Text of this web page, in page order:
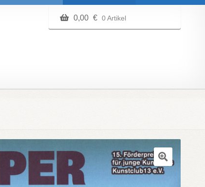
0,00 € 0 Artikel
🔍